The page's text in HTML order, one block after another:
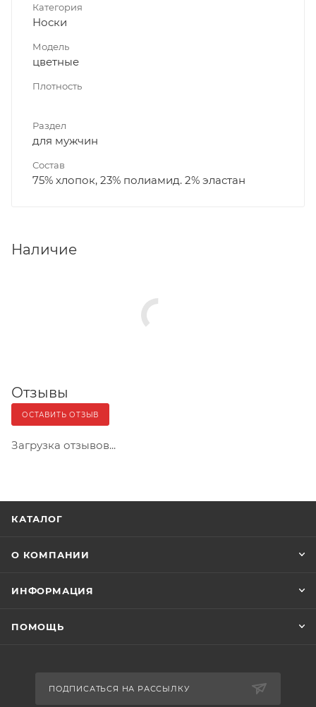
Категория
Носки
Модель
цветные
Плотность
Раздел
для мужчин
Состав
75% хлопок, 23% полиамид. 2% эластан
Наличие
Отзывы
ОСТАВИТЬ ОТЗЫВ
Загрузка отзывов...
КАТАЛОГ
О КОМПАНИИ
ИНФОРМАЦИЯ
ПОМОЩЬ
ПОДПИСАТЬСЯ НА РАССЫЛКУ